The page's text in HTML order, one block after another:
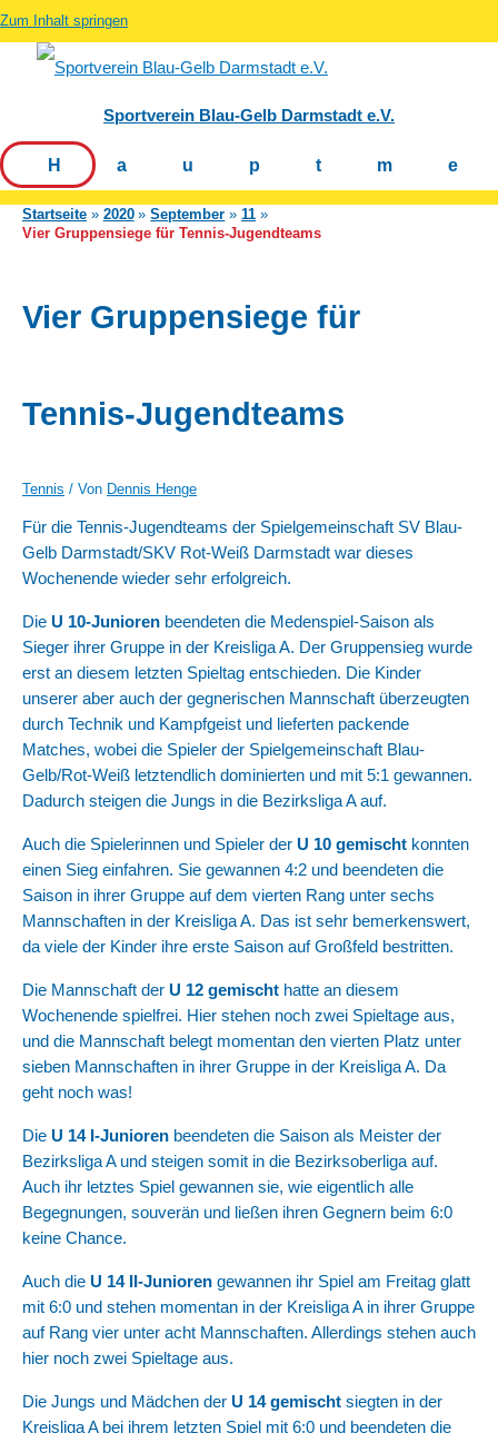
Zum Inhalt springen
Sportverein Blau-Gelb Darmstadt e.V.
Startseite 2020 September
11
Vier Gruppensiege für Tennis-Jugendteams
Vier Gruppensiege für
Tennis-Jugendteams
Tennis / Von Dennis Henge
Für die Tennis-Jugendteams der Spielgemeinschaft SV Blau-
Gelb Darmstadt/SKV Rot-Weiß Darmstadt war dieses
Wochenende wieder sehr erfolgreich.
Die U 10-Junioren beendeten die Medenspiel-Saison als
Sieger ihrer Gruppe in der Kreisliga A. Der Gruppensieg wurde
erst an diesem letzten Spieltag entschieden. Die Kinder
unserer aber auch der gegnerischen Mannschaft überzeugten
durch Technik und Kampfgeist und lieferten packende
Matches, wobei die Spieler der Spielgemeinschaft Blau-
Gelb/Rot-Weiß letztendlich dominierten und mit 5:1 gewannen.
Dadurch steigen die Jungs in die Bezirksliga A auf.
Auch die Spielerinnen und Spieler der U 10 gemischt konnten
einen Sieg einfahren. Sie gewannen 4:2 und beendeten die
Saison in ihrer Gruppe auf dem vierten Rang unter sechs
Mannschaften in der Kreisliga A. Das ist sehr bemerkenswert,
da viele der Kinder ihre erste Saison auf Großfeld bestritten.
Die Mannschaft der U 12 gemischt hatte an diesem
Wochenende spielfrei. Hier stehen noch zwei Spieltage aus,
und die Mannschaft belegt momentan den vierten Platz unter
sieben Mannschaften in ihrer Gruppe in der Kreisliga A. Da
geht noch was!
Die U 14 I-Junioren beendeten die Saison als Meister der
Bezirksliga A und steigen somit in die Bezirksoberliga auf.
Auch ihr letztes Spiel gewannen sie, wie eigentlich alle
Begegnungen, souverän und ließen ihren Gegnern beim 6:0
keine Chance.
Auch die U 14 II-Junioren gewannen ihr Spiel am Freitag glatt
mit 6:0 und stehen momentan in der Kreisliga A in ihrer Gruppe
auf Rang vier unter acht Mannschaften. Allerdings stehen auch
hier noch zwei Spieltage aus.
Die Jungs und Mädchen der U 14 gemischt siegten in der
Kreisliga A bei ihrem letzten Spiel mit 6:0 und beendeten die